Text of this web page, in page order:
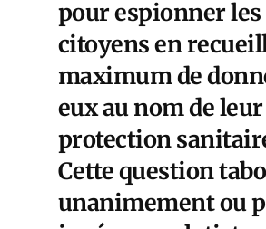
pour espionner les
citoyens en
maximum de
eux au nom de leur
protection
Cette question
unanimement ou